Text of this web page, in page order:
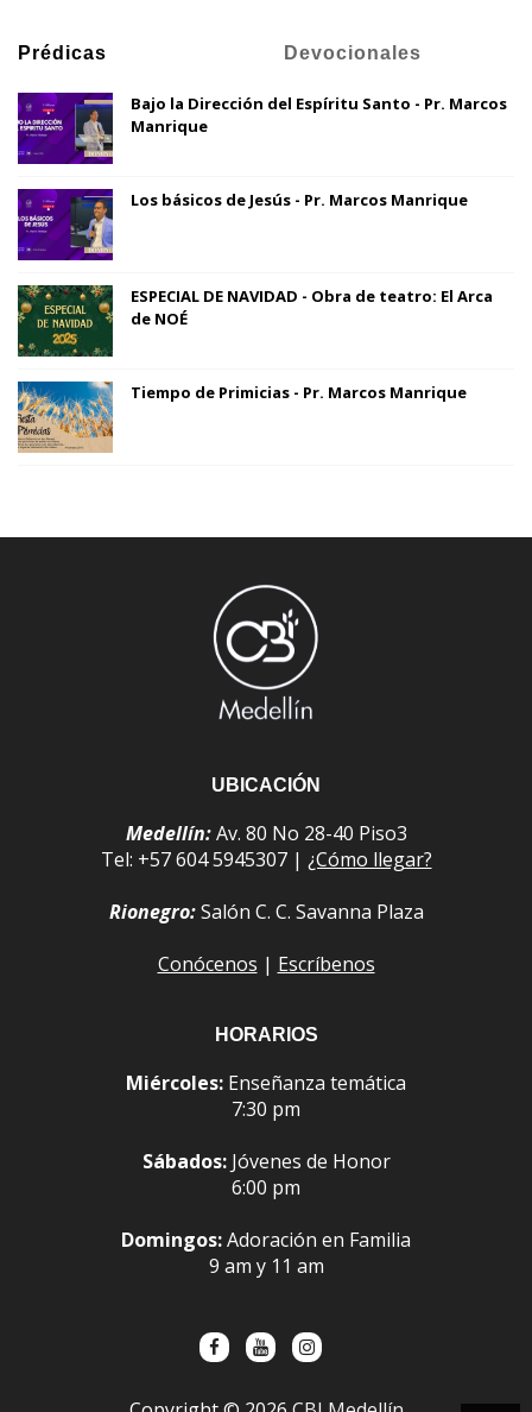
Prédicas Devocionales
Bajo la Dirección del Espíritu Santo - Pr. Marcos
Manrique
Los básicos de Jesús - Pr. Marcos Manrique
ESPECIAL DE NAVIDAD - Obra de teatro: El Arca
de NOÉ
Tiempo de Primicias - Pr. Marcos Manrique
UBICACIÓN
Medellín:Av. 80 No 28-40 Piso3
Tel: +57 604 5945307 | ¿Cómo llegar?
Rionegro:Salón C. C. Savanna Plaza
Conócenos | Escríbenos
HORARIOS
Miércoles: Enseñanza temática
7:30 pm
Sábados:Jóvenes de Honor
6:00 pm
Domingos:Adoración en Familia
9 am y 11 am